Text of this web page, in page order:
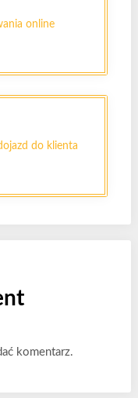
online
do klienta
komentarz.